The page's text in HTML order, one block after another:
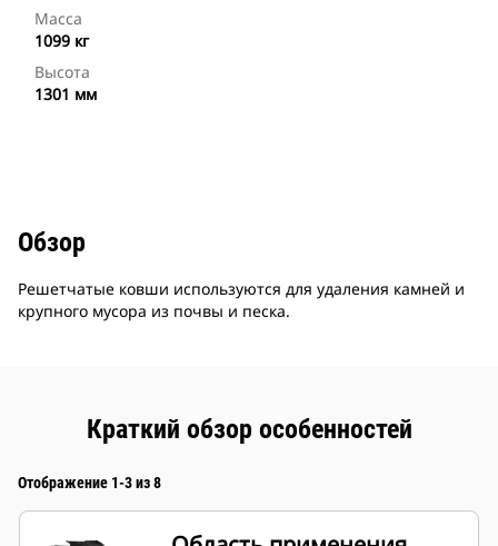
Масса
1099 кг
Высота
1301 мм
Обзор
Решетчатые ковши используются для удаления камней и
крупного мусора из почвы и песка.
Краткий обзор особенностей
Отображение 1-3 из 8